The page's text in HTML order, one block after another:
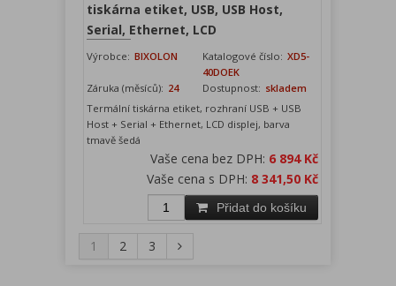
tiskárna etiket, USB, USB Host,
Serial, Ethernet, LCD
Výrobce: BIXOLON Katalogové číslo: XD5-
40DOEK
Záruka (měsíců): 24 Dostupnost: skladem
Termální tiskárna etiket, rozhraní USB + USB
Host + Serial + Ethernet, LCD displej, barva
tmavě šedá
Vaše cena bez DPH: 6 894 Kč
Vaše cena s DPH: 8 341,50 Kč
Přidat do košíku
1 2 3